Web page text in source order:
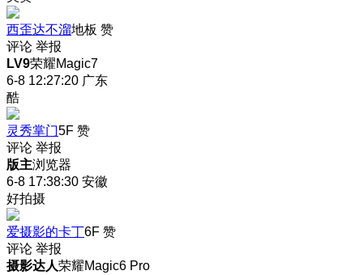
西歪达不溜地板 赞
评论 举报
LV9荣耀Magic7
6-8 12:27:20 广东
酷
灵秀掌门5F 赞
评论 举报
版主浏览器
6-8 17:38:30 安徽
好拍摄
爱摄影的卡丁6F 赞
评论 举报
摄影达人荣耀Magic6 Pro